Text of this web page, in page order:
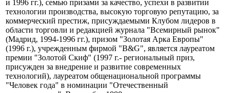
выпуск качественной продукции. "Стирол" награжден
Алмазной звездой за качество продукции, присуждаемой
Мексиканским Национальным институтом маркетинга (1993
и 1996 гг.), семью призами за качество, успехи в развитии
технологии производства, высокую торговую репутацию, за
коммерческий престиж, присуждаемыми Клубом лидеров в
области торговли и редакцией журнала "Всемирный рынок"
(Мадрид, 1994-1996 гг.), призом "Золотая Арка Европы"
(1996 г.), учрежденным фирмой "B&G", является лауреатом